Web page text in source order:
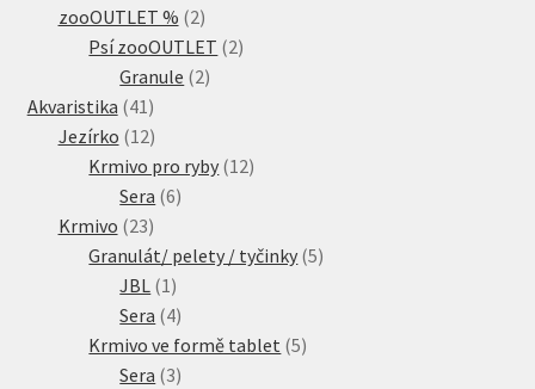
zooOUTLET % 22
produkty
Psí zooOUTLET 22
Granule 22
Akvaristika 41 41
produktů
Jezírko 1212
produktů
Krmivo pro ryby 1212
Sera 66
Krmivo 2323
produktů
Granulát/ pelety / tyčinky 55
JBL 1 1
produkt
Sera 44
produkty
Krmivo ve formě tablet 55
Sera 33